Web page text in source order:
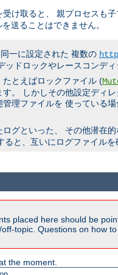
受け取ると、 親プロセスも
送ることはできません。
一に設定された 複数の
ドロックやレースコンデ
とえばロックファイル (
。 しかしその他設定ディ
理ファイルを 使っている
グといった、 その他潜在
と、互いにログファイルを
placed here should be
topic. Questions on how
the moment.